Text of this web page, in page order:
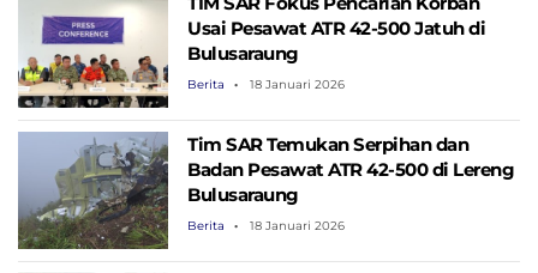
Usai Pesawat ATR 42-500 Jatuh di
Bulusaraung
Berita 18 Januari 2026
Tim SAR Temukan Serpihan dan
Badan Pesawat ATR 42-500 di Lereng
Bulusaraung
Berita 18 Januari 2026